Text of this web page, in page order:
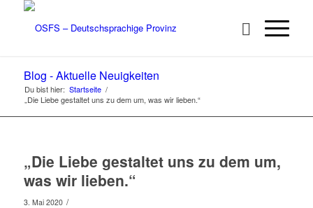
Blog - Aktuelle Neuigkeiten
Du bist hier: Startseite /
„Die Liebe gestaltet uns zu dem um, was wir lieben.“
„Die Liebe gestaltet uns zu dem um,
was wir lieben.“
3. Mai 2020 /